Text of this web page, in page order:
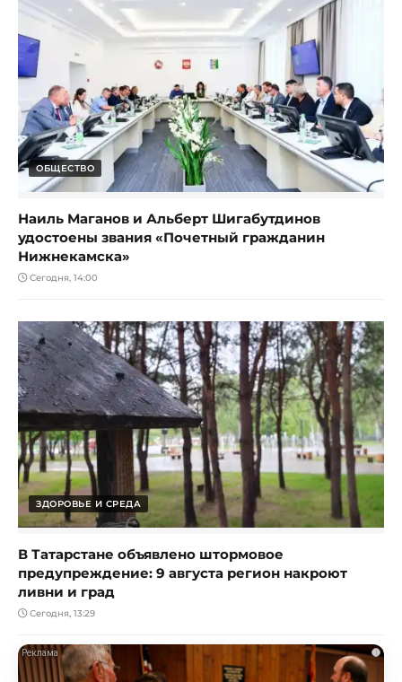
ОБЩЕСТВО
Наиль Маганов и Альберт Шигабутдинов
удостоены звания «Почетный гражданин
Нижнекамска»
Сегодня, 14:00
ЗДОРОВЬЕ И СРЕДА
В Татарстане объявлено штормовое
предупреждение: 9 августа регион накроют
ливни и град
Сегодня, 13:29
i